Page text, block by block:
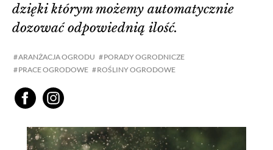
ARANŻACJA OGRODU
PORADY OGRODNICZE
PRACE OGRODOWE
ROŚLINY OGRODOWE
dzięki którym możemy automatycznie
dozować odpowiednią ilość.